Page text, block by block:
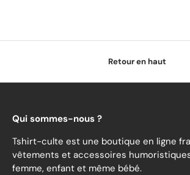
Retour en haut
Qui sommes-nous ?
Tshirt-culte est une boutique en ligne
vêtements et accessoires
femme, enfant et même bébé.